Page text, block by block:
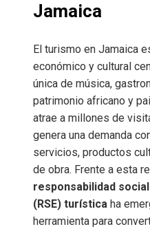
Jamaica
El turismo en Jamaica
económico y cultural
única de música,
patrimonio africano y
atrae a millones de
genera una demanda
servicios, productos
de obra. Frente a esta
responsabilidad
(RSE) turística ha
herramienta para